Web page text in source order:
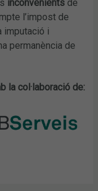
inconvenients de
l’impost de
imputació i
permanència de
la col·laboració de: